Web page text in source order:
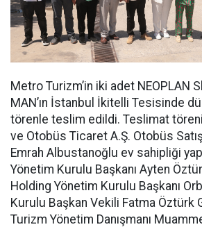
Metro Turizm’in iki adet NEOPLAN
MAN’ın İstanbul İkitelli Tesisinde
törenle teslim edildi. Teslimat
ve Otobüs Ticaret A.Ş. Otobüs
Emrah Albustanoğlu ev sahipliği
Yönetim Kurulu Başkanı Ayten
Holding Yönetim Kurulu Başkanı
Kurulu Başkan Vekili Fatma Öztürk
Turizm Yönetim Danışmanı